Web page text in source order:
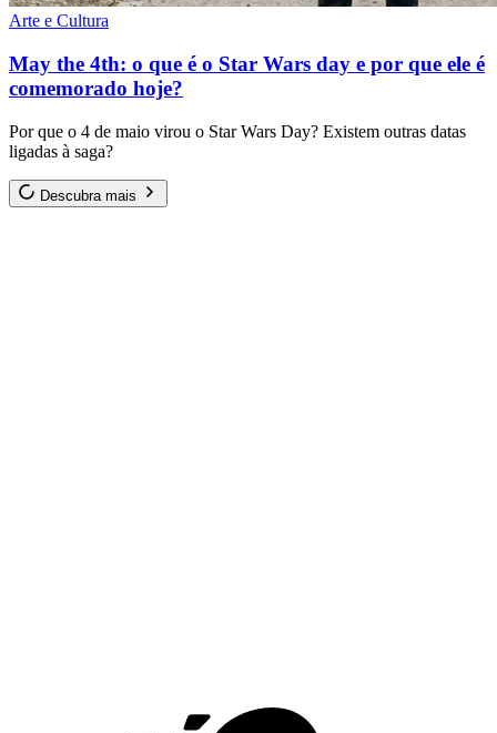
Arte e Cultura
May the 4th: o que é o Star Wars day e por que ele é
comemorado hoje?
Por que o 4 de maio virou o Star Wars Day? Existem outras datas
ligadas à saga?
Descubra mais